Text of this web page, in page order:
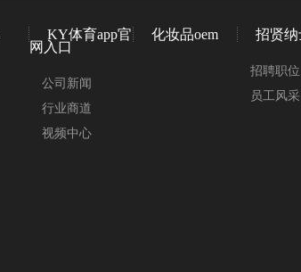
KY体育app官
网入口
公司新闻
行业商道
视频中心
化妆品oem 招贤纳
招聘职位
员工风采